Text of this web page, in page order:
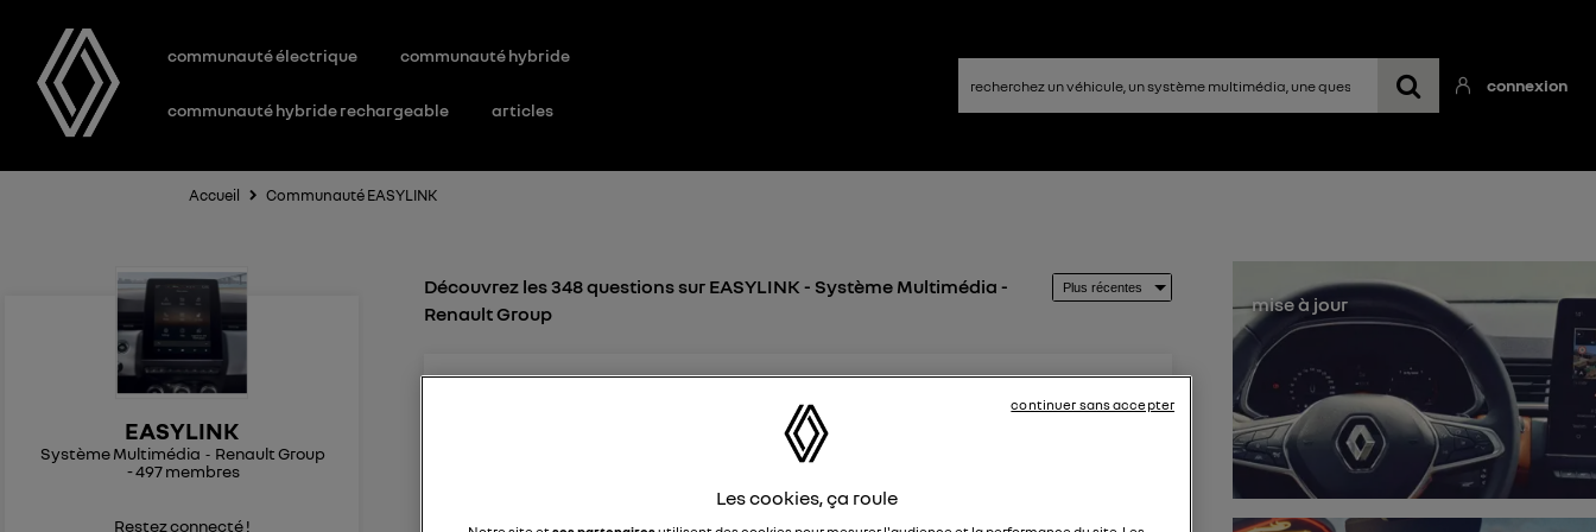
communauté électrique communauté hybride
communauté hybride rechargeable articles
connexion
Accueil Communauté EASYLINK
EASYLINK
Système Multimédia
Renault Group
-497membres
Restez connecté !
Découvrez les 348 questions sur EASYLINK - Système Multimédia -
Renault Group
Bonjour Je ne trouve pas destinations précédentes sur easylink Austral. Merci
mise à jour
Les cookies, ça roule
continuer sans accepter